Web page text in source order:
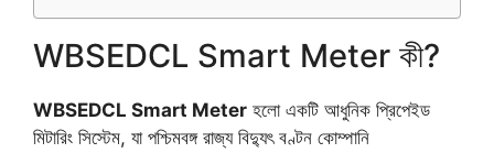
WBSEDCL Smart Meter কী?
WBSEDCL Smart Meter হলো একটি আধুনিক প্রিপেইড
মিটারিং সিস্টেম, যা পশ্চিমবঙ্গ রাজ্য বিদ্যুৎ বণ্টন কোম্পানি